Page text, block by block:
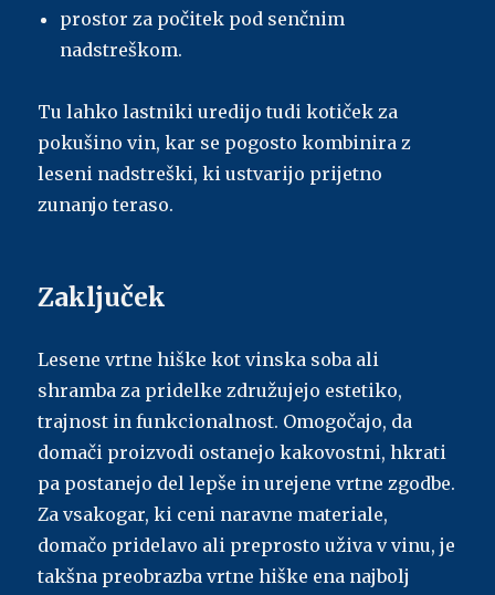
prostor za počitek pod senčnim
nadstreškom.
Tu lahko lastniki uredijo tudi kotiček za
pokušino vin, kar se pogosto kombinira z
leseni nadstreški, ki ustvarijo prijetno
zunanjo teraso.
Zaključek
Lesene vrtne hiške kot vinska soba ali
shramba za pridelke združujejo estetiko,
trajnost in funkcionalnost. Omogočajo, da
domači proizvodi ostanejo kakovostni, hkrati
pa postanejo del lepše in urejene vrtne zgodbe.
Za vsakogar, ki ceni naravne materiale,
domačo pridelavo ali preprosto uživa v vinu, je
takšna preobrazba vrtne hiške ena najbolj